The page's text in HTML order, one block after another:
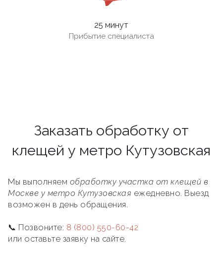
25 минут
Прибытие специалиста
Заказать обработку от
клещей у метро Кутузовская
Мы выполняем обработку участка от клещей в
Москве у метро Кутузовская ежедневно. Выезд
возможен в день обращения.
📞 Позвоните: 8 (800) 550-60-42
или оставьте заявку на сайте.